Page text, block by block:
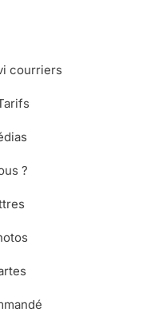
courriers
?